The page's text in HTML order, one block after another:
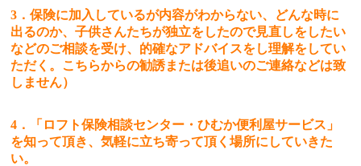
3．保険に加入しているが内容がわからない、どんな時に
出るのか、子供さんたちが独立をしたので見直しをしたい
などのご相談を受け、的確なアドバイスをし理解をしてい
ただく。こちらからの勧誘または後追いのご連絡などは致
しません）
4．「ロフト保険相談センター・ひむか便利屋サービス」
を知って頂き、気軽に立ち寄って頂く場所にしていきた
い。